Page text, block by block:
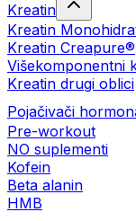
Kreatin
Kreatin
Kreatin Creapure®
Višekomponentni
Kreatin drugi oblici
Pojačivači
Pre-workout
NO suplementi
Kofein
Beta alanin
HMB